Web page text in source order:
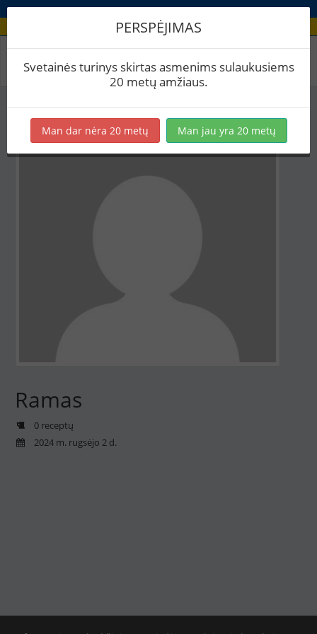
Aludario paskyra
Ramas
0 receptų
2024 m. rugsėjo 2 d.
PERSPĖJIMAS
Svetainės turinys skirtas asmenims sulaukusiems
20 metų amžiaus.
Man dar nėra 20 metų Man jau yra 20 metų